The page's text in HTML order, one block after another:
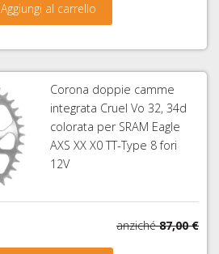
Aggiungi al carrello
Corona doppie camme
integrata Cruel Vo 32, 34d
colorata per SRAM Eagle
AXS XX X0 TT-Type 8 fori
12V
anziché 87,00 €